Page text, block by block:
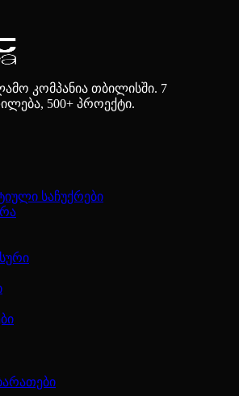
კომპანია თბილისში. 7
500+ პროექტი.
საჩუქრები